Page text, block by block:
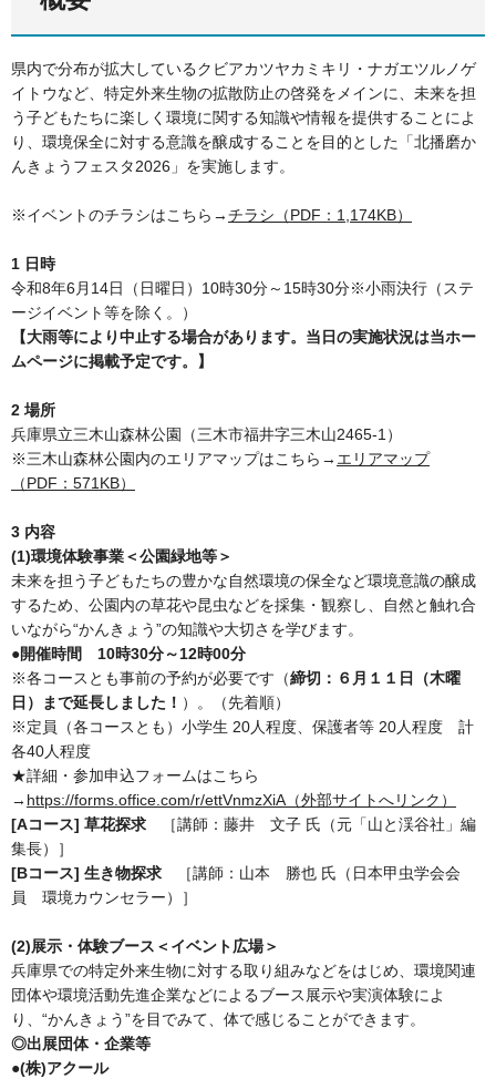
県内で分布が拡大しているクビアカツヤカミキリ・ナガエツルノゲ
イトウなど、特定外来生物の拡散防止の啓発をメインに、未来を担
う子どもたちに楽しく環境に関する知識や情報を提供することによ
り、環境保全に対する意識を醸成することを目的とした「北播磨か
んきょうフェスタ2026」を実施します。
※イベントのチラシはこちら→チラシ（PDF：1,174KB）
1 日時
令和8年6月14日（日曜日）10時30分～15時30分※小雨決行（ステ
ージイベント等を除く。）
【大雨等により中止する場合があります。当日の実施状況は当ホー
ムページに掲載予定です。】
2 場所
兵庫県立三木山森林公園（三木市福井字三木山2465-1）
※三木山森林公園内のエリアマップはこちら→ エリアマップ
（PDF：571KB）
3 内容
(1)環境体験事業＜公園緑地等＞
未来を担う子どもたちの豊かな自然環境の保全など環境意識の醸成
するため、公園内の草花や昆虫などを採集・観察し、自然と触れ合
いながら“かんきょう”の知識や大切さを学びます。
●開催時間 10時30分～12時00分
※各コースとも事前の予約が必要です（締切：６月１１日（木曜
日）まで延長しました！ ）。（先着順）
※定員（各コースとも）小学生 20人程度、保護者等 20人程度 計
各40人程度
★詳細・参加申込フォームはこちら
→ https://forms.office.com/r/ettVnmzXiA（外部サイトへリンク）
[Aコース] 草花探求 ［講師：藤井 文子 氏（元「山と渓谷社」編
集長）］
[Bコース] 生き物探求 ［講師：山本 勝也 氏（日本甲虫学会会
員 環境カウンセラー）］
(2)展示・体験ブース＜イベント広場＞
兵庫県での特定外来生物に対する取り組みなどをはじめ、環境関連
団体や環境活動先進企業などによるブース展示や実演体験によ
り、“かんきょう”を目でみて、体で感じることができます。
◎出展団体・企業等
●(株)アクール